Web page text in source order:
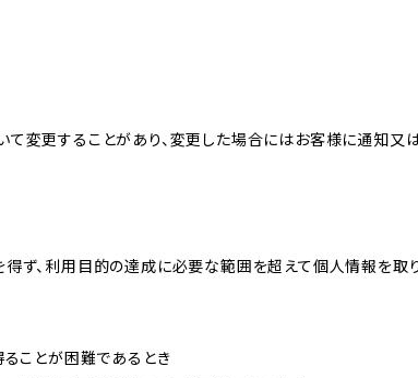
変更することがあり、変更した場合にはお客様に通知又は
ず、利用目的の達成に必要な範囲を超えて個人情報を取
ることが困難であるとき